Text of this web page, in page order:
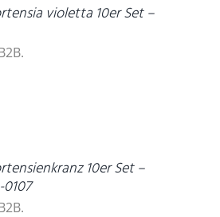
violetta 10er Set –
10er Set –
0107